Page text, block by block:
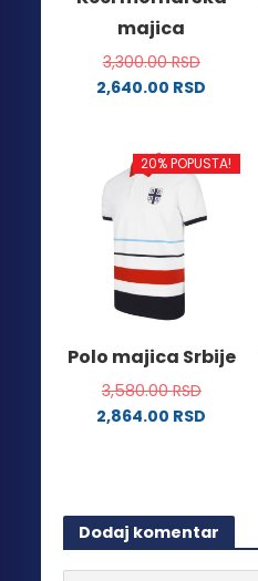
stranici
proizvoda.
majica
3,300.00RSD
2,640.00 RSD
ima
više
varijanti.
Opcije
mogu
biti
izabrane
stranici
proizvoda.
20% POPUSTA!
Polo majica Srbije
3,580.00RSD
2,864.00 RSD
više
varijanti.
Opcije
Dodaj komentar